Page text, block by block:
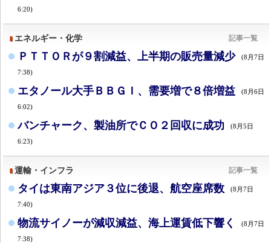
6:20)
エネルギー・化学 記事一覧
ＰＴＴＯＲが９割減益、上半期の販売量減少 (8月7日
7:38)
エタノール大手ＢＢＧＩ、需要増で８倍増益 (8月6日
6:02)
バンチャーク、製油所でＣＯ２回収に成功 (8月5日
6:23)
運輸・インフラ 記事一覧
タイは東南アジア３位に後退、航空座席数 (8月7日
7:40)
物流サイノーが減収減益、海上運賃低下響く (8月7日
7:38)